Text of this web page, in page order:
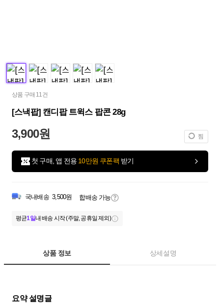
상품 구매 11건
[스낵팝] 캔디팝 트윅스 팝콘 28g
3,900원 찜
첫 구매, 앱 전용 10만원 쿠폰팩 받기
국내배송 3,500원 합배송 가능
평균1일내 배송 시작 (주말, 공휴일 제외)
상품 정보 상세설명
요약 설명글